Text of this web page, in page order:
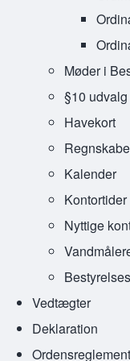
Møder i
§10 udvalg
Havekort
Kalender
Kontortider
Nyttige
Vedtægter
Deklaration
Ordensreglement